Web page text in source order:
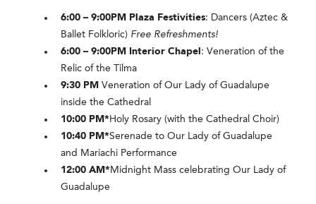
6:00 – 9:00PM Plaza Festivities: Dancers (Aztec &
Ballet Folkloric) Free Refreshments!
6:00 – 9:00PM
Interior Chapel : Veneration of the
Relic of the Tilma
9:30 PMVeneration of Our Lady of Guadalupe
inside the Cathedral
10:00 PM*Holy Rosary (with the Cathedral Choir)
10:40 PM*Serenade to Our Lady of Guadalupe
and Mariachi Performance
12:00 AM*Midnight Mass celebrating Our Lady of
Guadalupe